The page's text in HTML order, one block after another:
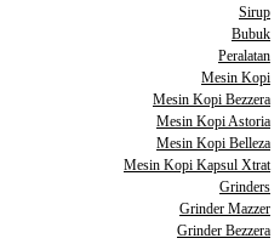
Sirup
Bubuk
Peralatan
Mesin Kopi
Mesin Kopi Bezzera
Mesin Kopi Astoria
Mesin Kopi Belleza
Mesin Kopi Kapsul Xtrat
Grinders
Grinder Mazzer
Grinder Bezzera